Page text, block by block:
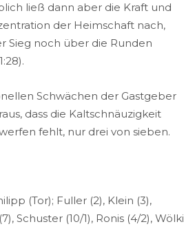
ließ dann aber die Kraft und
der Heimschaft nach,
Sieg noch über die Runden
Schwächen der Gastgeber
dass die Kaltschnäuzigkeit
fehlt, nur drei von sieben.
(Tor); Fuller (2), Klein (3),
Schuster (10/1), Ronis (4/2), Wölki